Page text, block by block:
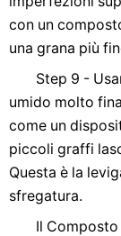
con un
una grana più
Step 9 -
umido molto
come un
piccoli graffi
Questa è la
sfregatura.
Il